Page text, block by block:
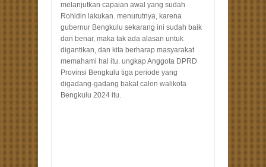
melanjutkan capaian awal yang sudah
Rohidin lakukan. menurutnya, karena
gubernur Bengkulu sekarang ini sudah baik
dan benar, maka tak ada alasan untuk
digantikan, dan kita berharap masyarakat
memahami hal itu. ungkap Anggota DPRD
Provinsi Bengkulu tiga periode yang
digadang-gadang bakal calon walikota
Bengkulu 2024 itu.